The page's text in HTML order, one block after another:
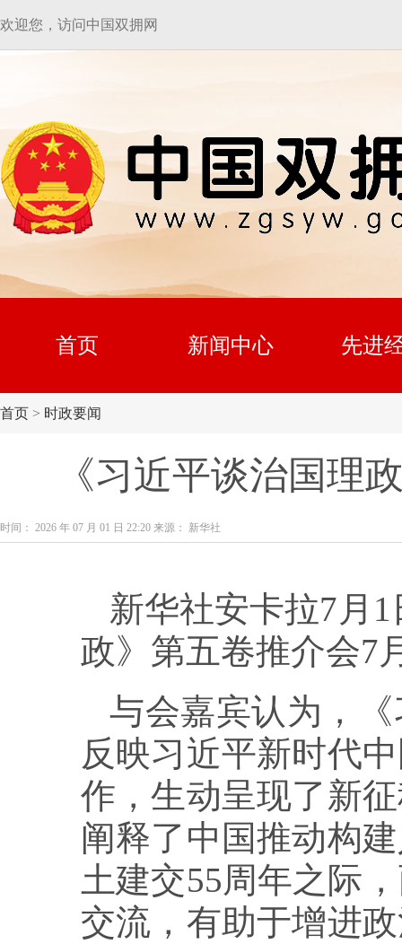
欢迎您，访问中国双拥网
首页 新闻中心 先进
首页 > 时政要闻
《习近平谈治国理
时间： 2026 年 07 月 01 日 22:20 来源： 新华社
新华社安卡拉7月
政》第五卷推介会7
与会嘉宾认为，
反映习近平新时代
作，生动呈现了新
阐释了中国推动构
土建交55周年之际
交流，有助于增进